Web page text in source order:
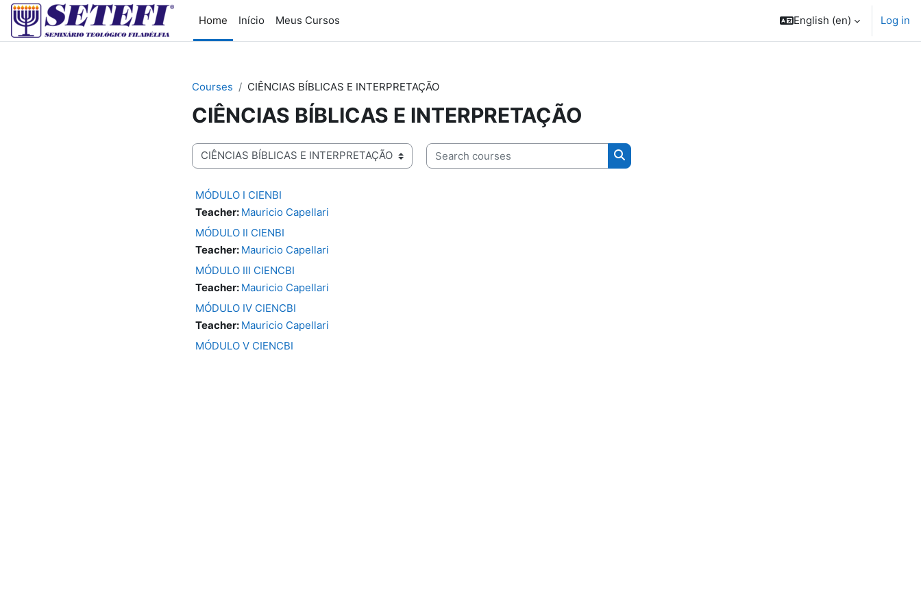
Skip to main content
Home
Início Meus Cursos English ‎(en)‎ Log in
Courses CIÊNCIAS BÍBLICAS E INTERPRETAÇÃO
CIÊNCIAS BÍBLICAS E INTERPRETAÇÃO
Course categories
Search courses
Search courses
MÓDULO I CIENBI
Teacher: Mauricio Capellari
MÓDULO II CIENBI
Teacher: Mauricio Capellari
MÓDULO III CIENCBI
Teacher: Mauricio Capellari
MÓDULO IV CIENCBI
Teacher: Mauricio Capellari
MÓDULO V CIENCBI